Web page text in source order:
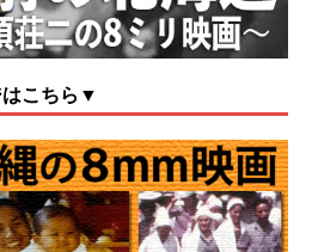
こちら▼